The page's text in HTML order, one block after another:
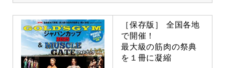
［保存版］ 全国各地
で開催！
最大級の筋肉の祭典
を１冊に凝縮